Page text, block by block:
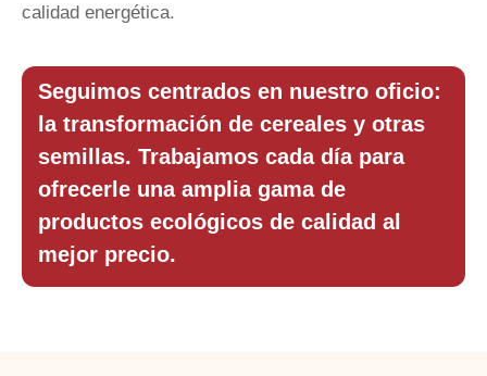
calidad energética.
Seguimos centrados en nuestro oficio:
la transformación de cereales y otras
semillas. Trabajamos cada día para
ofrecerle una amplia gama de
productos ecológicos de calidad al
mejor precio.